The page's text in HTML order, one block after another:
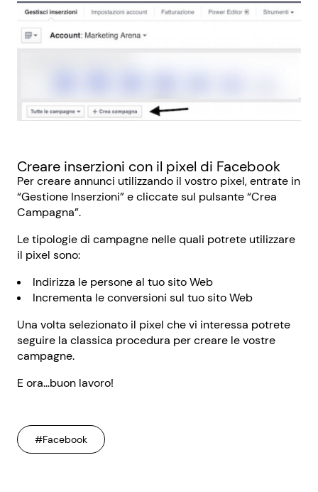
Creare inserzioni con il pixel di Facebook
Per creare annunci utilizzando il vostro pixel, entrate in
“Gestione Inserzioni” e cliccate sul pulsante “Crea
Campagna”.
Le tipologie di campagne nelle quali potrete utilizzare
il pixel sono:
Indirizza le persone al tuo sito Web
Incrementa le conversioni sul tuo sito Web
Una volta selezionato il pixel che vi interessa potrete
seguire la classica procedura per creare le vostre
campagne.
E ora…buon lavoro!
#Facebook